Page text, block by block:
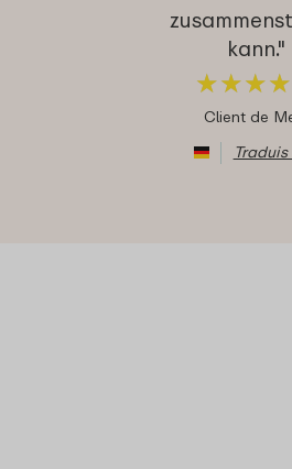
kann."
★★★★
★★★★
Client de